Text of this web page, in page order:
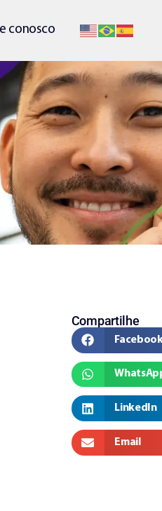
conosco
Compartilhe
LinkedIn
Email